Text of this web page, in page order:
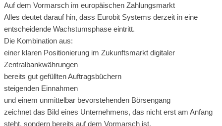
Auf dem Vormarsch im europäischen Zahlungsmarkt
Alles deutet darauf hin, dass Eurobit Systems derzeit in eine
entscheidende Wachstumsphase eintritt.
Die Kombination aus:
einer klaren Positionierung im Zukunftsmarkt digitaler
Zentralbankwährungen
bereits gut gefüllten Auftragsbüchern
steigenden Einnahmen
und einem unmittelbar bevorstehenden Börsengang
zeichnet das Bild eines Unternehmens, das nicht erst am Anfang
steht, sondern bereits auf dem Vormarsch ist.